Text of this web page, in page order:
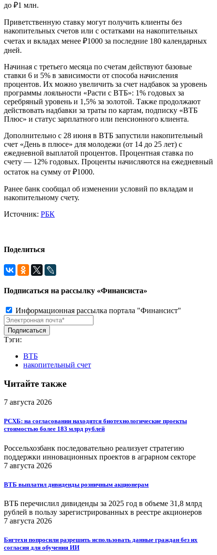
до ₽1 млн.
Приветственную ставку могут получить клиенты без
накопительных счетов или с остатками на накопительных
счетах и вкладах менее ₽1000 за последние 180 календарных
дней.
Начиная с третьего месяца по счетам действуют базовые
ставки 6 и 5% в зависимости от способа начисления
процентов. Их можно увеличить за счет надбавок за уровень
программы лояльности «Расти с ВТБ»: 1% годовых за
серебряный уровень и 1,5% за золотой. Также продолжают
действовать надбавки за траты по картам, подписку «ВТБ
Плюс» и статус зарплатного или пенсионного клиента.
Дополнительно с 28 июня в ВТБ запустили накопительный
счет «День в плюсе» для молодежи (от 14 до 25 лет) с
ежедневной выплатой процентов. Процентная ставка по
счету — 12% годовых. Проценты начисляются на ежедневный
остаток на сумму от ₽1000.
Ранее банк сообщал об изменении условий по вкладам и
накопительному счету.
Источник: РБК
Поделиться
Подписаться на рассылку «Финансиста»
Информационная рассылка портала "Финансист"
Тэги:
ВТБ
накопительный счет
Читайте также
7 августа 2026
РСХБ: на согласовании находятся биотехнологические проекты
стоимостью более 183 млрд рублей
Россельхозбанк последовательно реализует стратегию
поддержки инновационных проектов в аграрном секторе
7 августа 2026
ВТБ выплатил дивиденды розничным акционерам
ВТБ перечислил дивиденды за 2025 год в объеме 31,8 млрд
рублей в пользу зарегистрированных в реестре акционеров
7 августа 2026
Бигтехи попросили разрешить использовать данные граждан без их
согласия для обучения ИИ